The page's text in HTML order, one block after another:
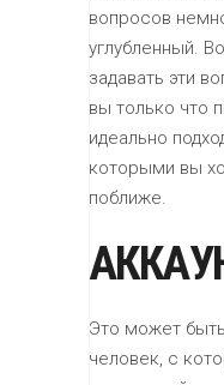
вопросов
углубленный.
задавать эти
вы только что
идеально
которыми вы
поближе.
Это может
человек, с